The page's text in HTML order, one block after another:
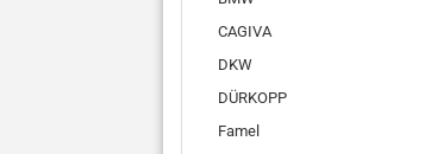
CAGIVA
DKW
DÜRKOPP
Famel